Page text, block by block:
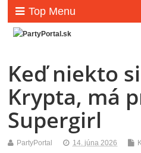
Top Menu
Keď niekto
Krypta, má
Supergirl
PartyPortal 14. júna 2026